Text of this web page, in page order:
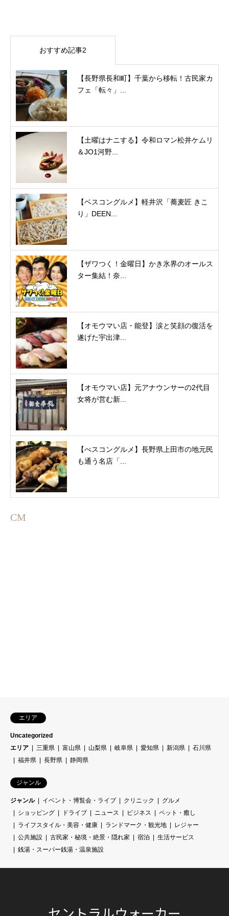
おすすめ記事2
【長野県長和町】千葉から移転！古民家カ
フェ「転々」...
【土曜はナニする】令和ロマン松井ケムリ
＆JO1河野...
【ベスコングルメ】軽井沢「蕎麦匠 きこ
り」DEEN...
【ザワつく！金曜日】かき氷界のオールス
ター集結！奈...
【オモウマい店・能登】涙と笑顔の復活を
遂げた宇出津...
【オモウマい店】元アナウンサーの2代目
女将が営む新...
【べスコングルメ】長野県上田市の地元民
も通う名店「...
CM
エリア
Uncategorized
エリア
三重県 富山県 山梨県 岐阜県 愛知県 新潟県
石川県
福井県
長野県 静岡県
ジャンル
ジャンル イベント・博覧会・ライブ クリニック
グルメ
ショッピング
ドライブ ニュース ビジネス
ペット・癒し
ライフスタイル・美容・健康
ランドマーク・観光地
レジャー
公共施設
古民家・秘境・絶景・隠れ家 宿泊
生活サービス
銭湯・スーパー銭湯・温泉施設